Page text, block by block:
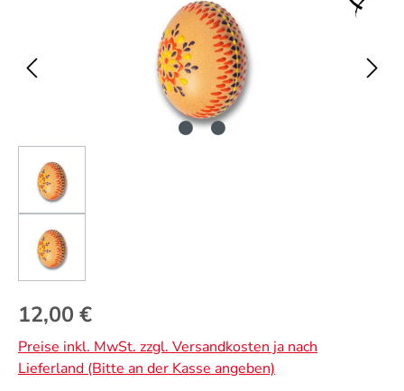
Regulärer Preis:
12,00 €
Preise inkl. MwSt. zzgl. Versandkosten ja nach
Lieferland (Bitte an der Kasse angeben)